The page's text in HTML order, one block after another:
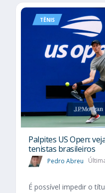
TÊNIS
Palpites US Open:
tenistas brasileiros
Pedro Abreu
É possível impedir o